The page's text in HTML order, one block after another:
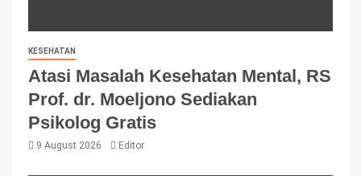
KESEHATAN
Atasi Masalah Kesehatan Mental, RS
Prof. dr. Moeljono Sediakan
Psikolog Gratis
9 August 2026 Editor